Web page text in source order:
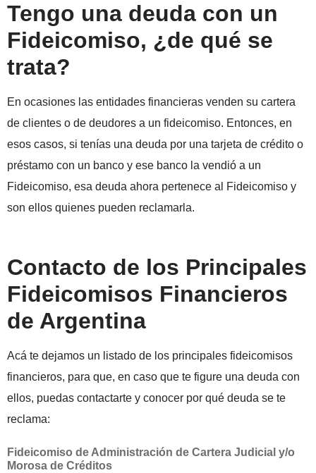
Tengo una deuda con un
Fideicomiso, ¿de qué se
trata?
En ocasiones las entidades financieras venden su cartera
de clientes o de deudores a un fideicomiso. Entonces, en
esos casos, si tenías una deuda por una tarjeta de crédito o
préstamo con un banco y ese banco la vendió a un
Fideicomiso, esa deuda ahora pertenece al Fideicomiso y
son ellos quienes pueden reclamarla.
Contacto de los Principales
Fideicomisos Financieros
de Argentina
Acá te dejamos un listado de los principales fideicomisos
financieros, para que, en caso que te figure una deuda con
ellos, puedas contactarte y conocer por qué deuda se te
reclama:
Fideicomiso de Administración de Cartera Judicial y/o
Morosa de Créditos